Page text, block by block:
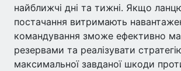
найближчі дні та тижні. Якщо
постачання витримають
командування зможе ефективно
резервами та реалізувати
максимальної завданої шкоди